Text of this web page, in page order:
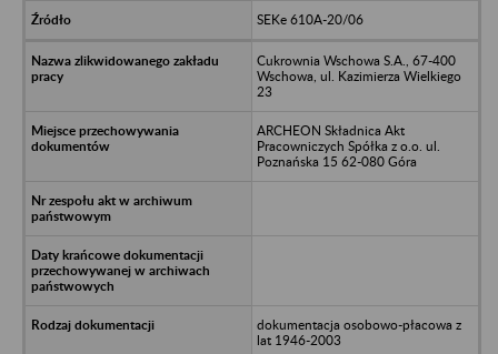
SEKe 610A-20/06
Cukrownia Wschowa S.A., 67-400
Wschowa, ul. Kazimierza Wielkiego
23
ARCHEON Składnica Akt
Pracowniczych Spółka z o.o. ul.
Poznańska 15 62-080 Góra
dokumentacja osobowo-płacowa z
lat 1946-2003